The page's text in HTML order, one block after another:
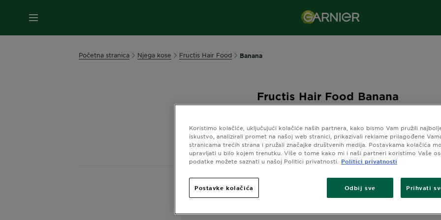
IZBORNIK
Početna stranica Njega kose Fructis Hair Food Banana
Fructis Hair Food Banana
hranjivih sastojaka čini kosu mekom i svilenkastom.
Koristimo kolačiće, uključujući kolačiće naših partnera, kako bismo Vam pružili
iskustvo, analizirali promet na našoj web stranici, prikazivali reklame prilagođene
stranicama trećih strana i pružali značajke društvenih medija. Postavkama kolačića
upravljati u bilo kojem trenutku. Više o tome kako mi i naši partneri koristimo Vaše
podatke možete saznati u našoj Politici privatnosti.
Politici privatnosti
Odbij sve Prihvati
Postavke kolačića